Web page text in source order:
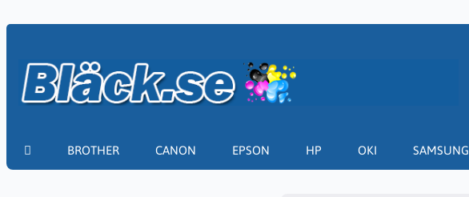
BROTHER CANON EPSON HP OKI SAMSUNG